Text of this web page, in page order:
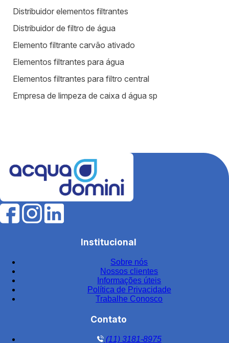
Distribuidor elementos filtrantes
Distribuidor de filtro de água
Elemento filtrante carvão ativado
Elementos filtrantes para água
Elementos filtrantes para filtro central
Empresa de limpeza de caixa d água sp
Fábrica de filtros para tratamento de água
Fabricantes de elementos filtrantes
Filtro de água para indústria
Filtro de água industrial
Filtro de carvão ativado para água
Filtro de carvão ativado industrial
Filtro de carvão ativado para tratamento de água
Filtro de carvão preço
Institucional
Sobre nós
Nossos clientes
Informações úteis
Política de Privacidade
Trabalhe Conosco
Contato
(11) 3181-8975